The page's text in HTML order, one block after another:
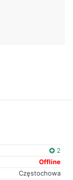
2
Offline
Częstochowa